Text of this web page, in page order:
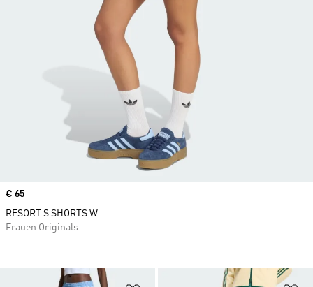
Price
€ 65
RESORT S SHORTS W
Frauen Originals